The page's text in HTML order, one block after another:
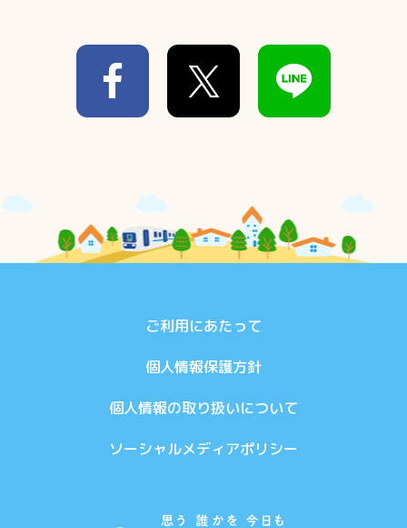
ご利用にあたって
個人情報保護方針
個人情報の取り扱いについて
ソーシャルメディアポリシー